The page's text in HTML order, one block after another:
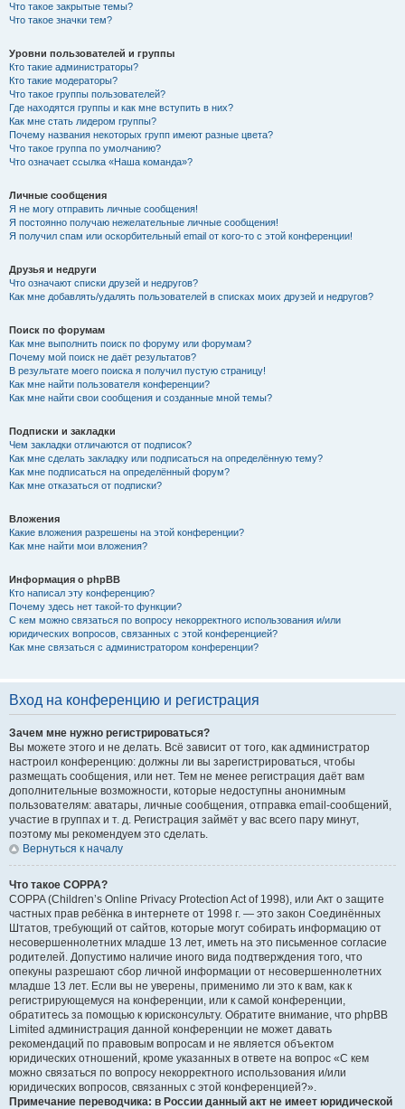
Что такое закрытые темы?
Что такое значки тем?
Уровни пользователей и группы
Кто такие администраторы?
Кто такие модераторы?
Что такое группы пользователей?
Где находятся группы и как мне вступить в них?
Как мне стать лидером группы?
Почему названия некоторых групп имеют разные цвета?
Что такое группа по умолчанию?
Что означает ссылка «Наша команда»?
Личные сообщения
Я не могу отправить личные сообщения!
Я постоянно получаю нежелательные личные сообщения!
Я получил спам или оскорбительный email от кого-то с этой конференции!
Друзья и недруги
Что означают списки друзей и недругов?
Как мне добавлять/удалять пользователей в списках моих друзей и недругов?
Поиск по форумам
Как мне выполнить поиск по форуму или форумам?
Почему мой поиск не даёт результатов?
В результате моего поиска я получил пустую страницу!
Как мне найти пользователя конференции?
Как мне найти свои сообщения и созданные мной темы?
Подписки и закладки
Чем закладки отличаются от подписок?
Как мне сделать закладку или подписаться на определённую тему?
Как мне подписаться на определённый форум?
Как мне отказаться от подписки?
Вложения
Какие вложения разрешены на этой конференции?
Как мне найти мои вложения?
Информация о phpBB
Кто написал эту конференцию?
Почему здесь нет такой-то функции?
С кем можно связаться по вопросу некорректного использования и/или
юридических вопросов, связанных с этой конференцией?
Как мне связаться с администратором конференции?
Вход на конференцию и регистрация
Зачем мне нужно регистрироваться?
Вы можете этого и не делать. Всё зависит от того, как администратор
настроил конференцию: должны ли вы зарегистрироваться, чтобы
размещать сообщения, или нет. Тем не менее регистрация даёт вам
дополнительные возможности, которые недоступны анонимным
пользователям: аватары, личные сообщения, отправка email-сообщений,
участие в группах и т. д. Регистрация займёт у вас всего пару минут,
поэтому мы рекомендуем это сделать.
Вернуться к началу
Что такое COPPA?
COPPA (Children’s Online Privacy Protection Act of 1998), или Акт о защите
частных прав ребёнка в интернете от 1998 г. — это закон Соединённых
Штатов, требующий от сайтов, которые могут собирать информацию от
несовершеннолетних младше 13 лет, иметь на это письменное согласие
родителей. Допустимо наличие иного вида подтверждения того, что
опекуны разрешают сбор личной информации от несовершеннолетних
младше 13 лет. Если вы не уверены, применимо ли это к вам, как к
регистрирующемуся на конференции, или к самой конференции,
обратитесь за помощью к юрисконсульту. Обратите внимание, что phpBB
Limited администрация данной конференции не может давать
рекомендаций по правовым вопросам и не является объектом
юридических отношений, кроме указанных в ответе на вопрос «С кем
можно связаться по вопросу некорректного использования и/или
юридических вопросов, связанных с этой конференцией?».
Примечание переводчика: в России данный акт не имеет юридической